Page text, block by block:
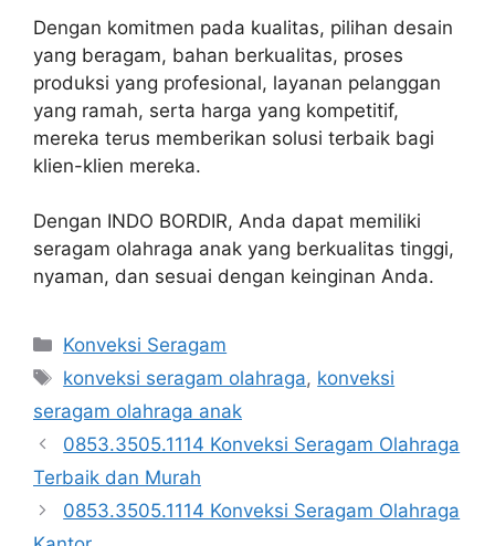
Dengan komitmen pada kualitas, pilihan desain
yang beragam, bahan berkualitas, proses
produksi yang profesional, layanan pelanggan
yang ramah, serta harga yang kompetitif,
mereka terus memberikan solusi terbaik bagi
klien-klien mereka.
Dengan INDO BORDIR, Anda dapat memiliki
seragam olahraga anak yang berkualitas tinggi,
nyaman, dan sesuai dengan keinginan Anda.
Kategori
Konveksi Seragam
Tag
konveksi seragam olahraga, konveksi
seragam olahraga anak
0853.3505.1114 Konveksi Seragam Olahraga
Terbaik dan Murah
0853.3505.1114 Konveksi Seragam Olahraga